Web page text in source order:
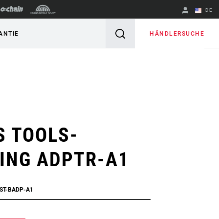
DE
Englisch
HÄNDLERSUCHE
TOOLS-
ADPTR-A1
BADP-A1